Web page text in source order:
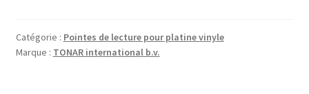
003
-
Catégorie : Pointes de lecture pour platine vinyle
Marque : TONAR international b.v.